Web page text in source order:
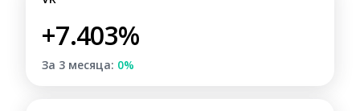
+7.403%
За 3 месяца: 0%